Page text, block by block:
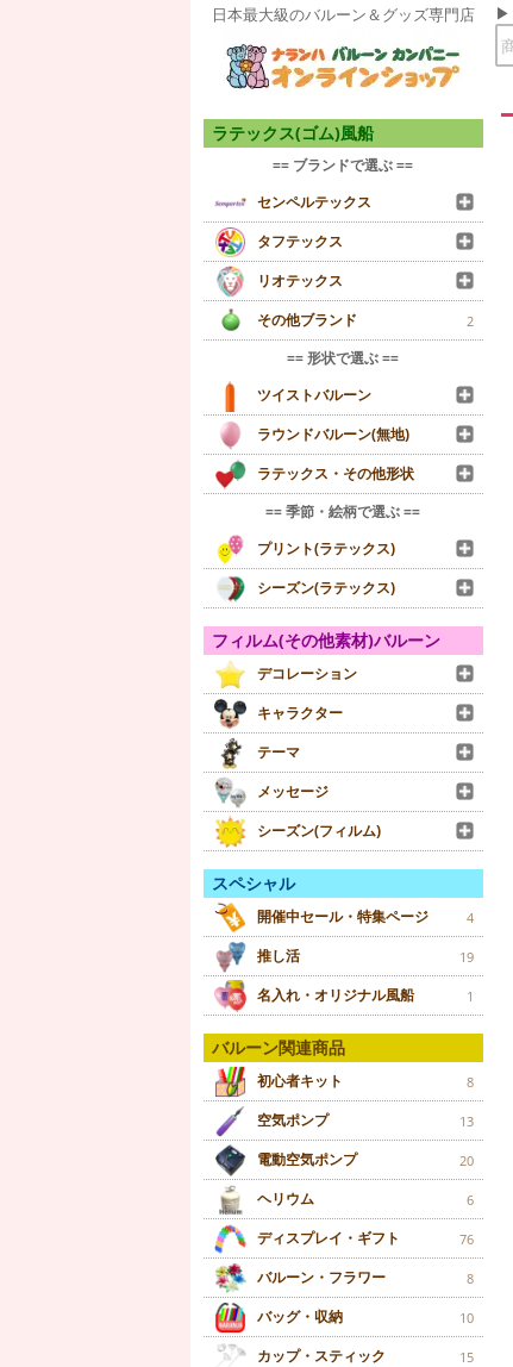
日本最大級のバルーン＆グッズ専門店
ラテックス(ゴム)風船
== ブランドで選ぶ ==
センペルテックス
タフテックス
リオテックス
その他ブランド
2
== 形状で選ぶ ==
ツイストバルーン
ラウンドバルーン(無地)
ラテックス・その他形状
== 季節・絵柄で選ぶ ==
プリント(ラテックス)
シーズン(ラテックス)
フィルム(その他素材)バルーン
デコレーション
キャラクター
テーマ
メッセージ
シーズン(フィルム)
スペシャル
開催中セール・特集ページ 4
推し活 19
名入れ・オリジナル風船 1
バルーン関連商品
初心者キット 8
空気ポンプ 13
電動空気ポンプ 20
ヘリウム 6
ディスプレイ・ギフト 76
バルーン・フラワー 8
バッグ・収納 10
カップ・スティック 15